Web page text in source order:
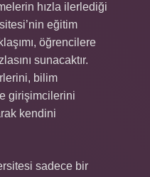
hızla ilerlediği
eğitim
öğrencilere
sunacaktır.
bilim
girişimcilerini
kendini
sadece bir